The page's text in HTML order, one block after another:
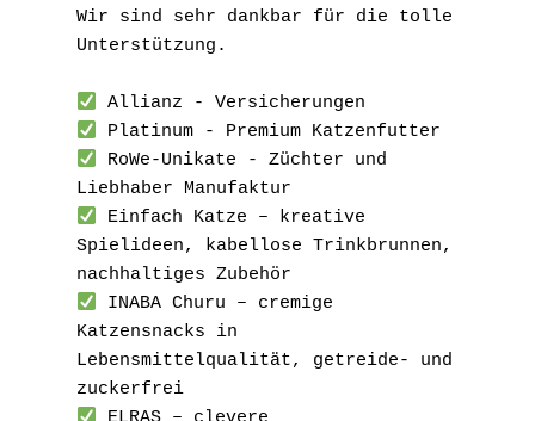
Wir sind sehr dankbar für die tolle
Unterstützung.
Allianz - Versicherungen
Platinum - Premium Katzenfutter
RoWe-Unikate - Züchter und
Liebhaber Manufaktur
Einfach Katze – kreative
Spielideen, kabellose Trinkbrunnen,
nachhaltiges Zubehör
INABA Churu – cremige
Katzensnacks in
Lebensmittelqualität, getreide- und
zuckerfrei